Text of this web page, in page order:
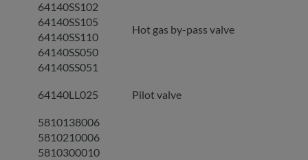
64140SS102
64140SS105
64140SS110
64140SS050
64140SS051
Hot gas by-pass valve
64140LL025 Pilot valve
5810138006
5810210006
5810300010